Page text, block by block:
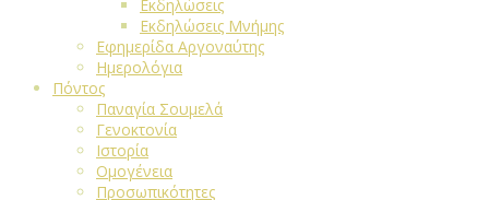
Εκδηλώσεις
Εκδηλώσεις Μνήμης
Εφημερίδα Αργοναύτης
Ημερολόγια
Πόντος
Παναγία Σουμελά
Γενοκτονία
Ιστορία
Ομογένεια
Προσωπικότητες